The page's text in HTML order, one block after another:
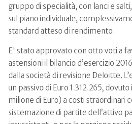
gruppo di specialità, con lanci e
sul piano individuale,
standard atteso di rendimento.
E' stato approvato con otto voti a
astensioni il bilancio d’esercizio
dalla società di revisione Deloitte.
un passivo di Euro 1.312.265,
milione di Euro) a costi straordinari
sistemazione di partite dell’attivo